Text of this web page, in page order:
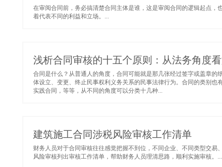
在审阅合同前，务必搞清楚合同主体是谁，这是审阅合同的逻辑起点
着代表不同的利益和立场。...
浅析合同审核的十五个原则：从法务角度
合同是什么？从普通人的角度，合同可能就是那几张经过签字或盖章
体设立、变更、终止民事权利义务关系的民事法律行为。合同的类别
实践合同，等等，从不同的角度可以分类十几种...
建筑施工合同涉税风险审核工作清单
财务人员对于合同审核往往感觉把握不到位，不同企业、不同类型交
风险审核列出审核工作清单，帮助财务人员理清思路，顺利实施审核。...